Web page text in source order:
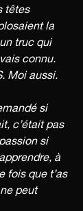
têtes
la
truc qui
connu.
Moi aussi.
si
c’était pas
si
à
fois que t’as
peut